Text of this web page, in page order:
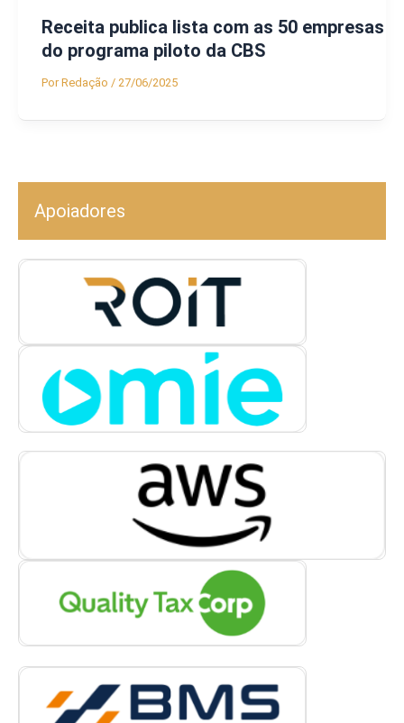
Receita publica lista com as 50 empresas
do programa piloto da CBS
PorRedação / 27/06/2025
Apoiadores